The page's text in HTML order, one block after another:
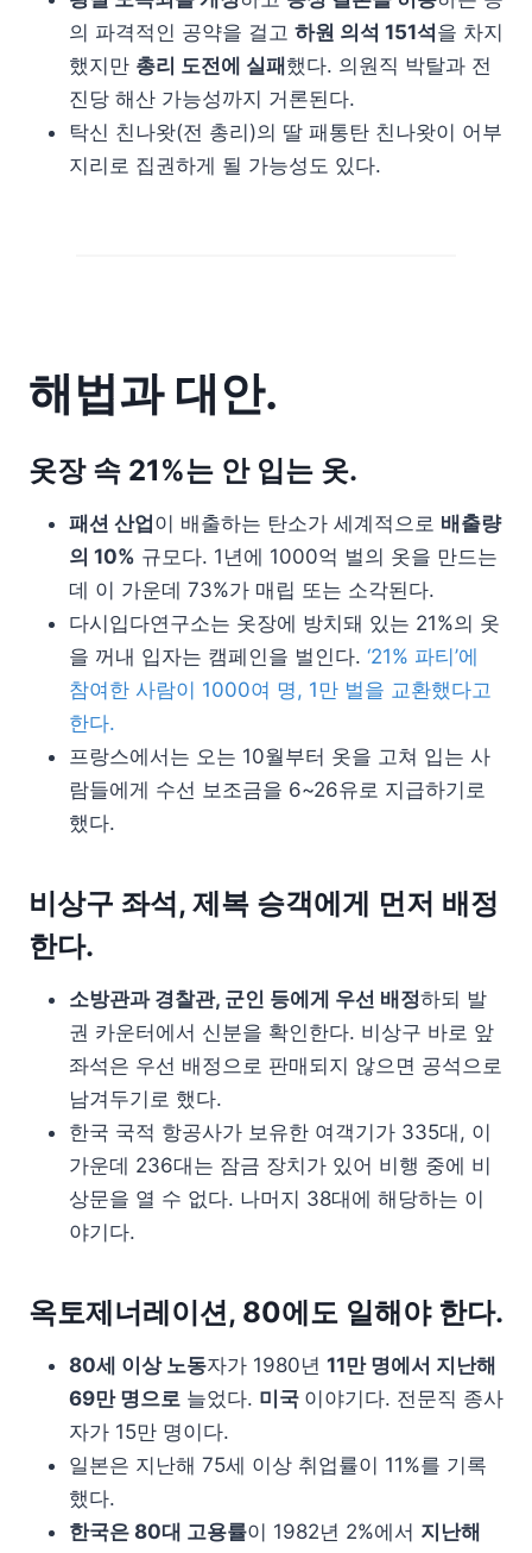
의 파격적인 공약을 걸고 하원 의석 151석 을 차지
했지만 총리 도전에 실패 했다. 의원직 박탈과 전
진당 해산 가능성까지 거론된다.
탁신 친나왓(전 총리)의 딸 패통탄 친나왓이 어부
지리로 집권하게 될 가능성도 있다.
해법과 대안.
옷장 속 21%는 안 입는 옷.
패션 산업 이 배출하는 탄소가 세계적으로 배출량
의 10% 규모다. 1년에 1000억 벌의 옷을 만드는
데 이 가운데 73%가 매립 또는 소각된다.
다시입다연구소는 옷장에 방치돼 있는 21%의 옷
을 꺼내 입자는 캠페인을 벌인다. ‘21% 파티’에
참여한 사람이 1000여 명, 1만 벌을 교환했다고
한다.
프랑스에서는 오는 10월부터 옷을 고쳐 입는 사
람들에게 수선 보조금을 6~26유로 지급하기로
했다.
비상구 좌석, 제복 승객에게 먼저 배정
한다.
소방관과 경찰관, 군인 등에게 우선 배정하되 발
권 카운터에서 신분을 확인한다. 비상구 바로 앞
좌석은 우선 배정으로 판매되지 않으면 공석으로
남겨두기로 했다.
한국 국적 항공사가 보유한 여객기가 335대, 이
가운데 236대는 잠금 장치가 있어 비행 중에 비
상문을 열 수 없다. 나머지 38대에 해당하는 이
야기다.
옥토제너레이션, 80에도 일해야 한다.
80세 이상 노동자가 1980년 11만 명에서 지난해
69만 명으로 늘었다. 미국 이야기다. 전문직 종사
자가 15만 명이다.
일본은 지난해 75세 이상 취업률이 11%를 기록
했다.
한국은 80대 고용률이 1982년 2%에서 지난해